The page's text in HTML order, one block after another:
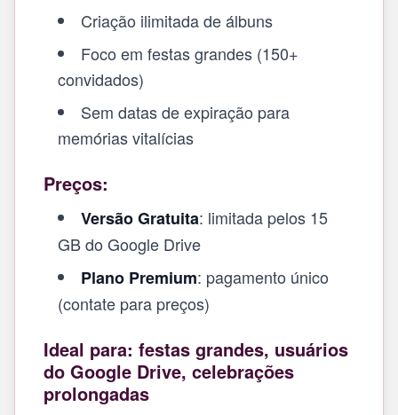
Criação ilimitada de álbuns
Foco em festas grandes (150+
convidados)
Sem datas de expiração para
memórias vitalícias
Preços:
Versão Gratuita: limitada pelos 15
GB do Google Drive
Plano Premium: pagamento único
(contate para preços)
Ideal para: festas grandes, usuários
do Google Drive, celebrações
prolongadas